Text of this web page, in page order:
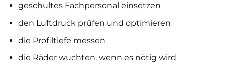
geschultes Fachpersonal einsetzen
den Luftdruck prüfen und optimieren
die Profiltiefe messen
die Räder wuchten, wenn es nötig wird